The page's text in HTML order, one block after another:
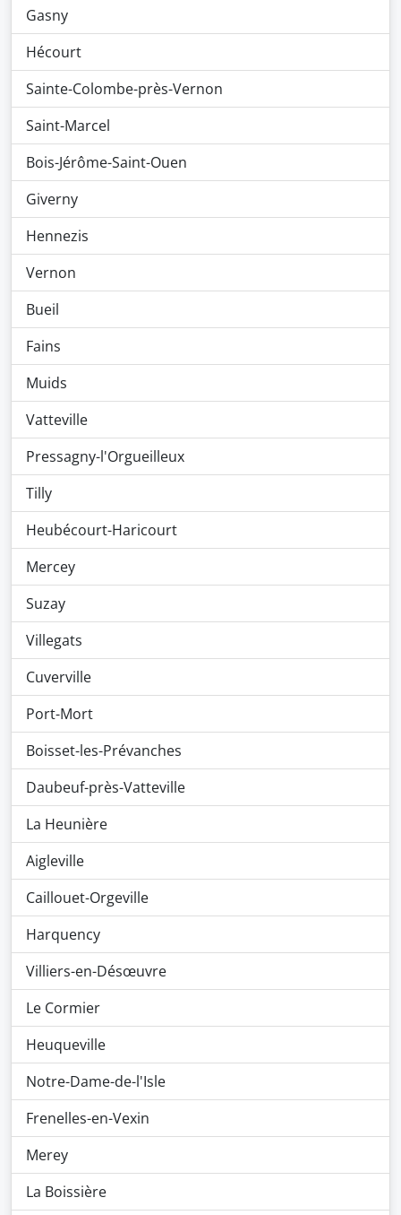
Gasny
Hécourt
Sainte-Colombe-près-Vernon
Saint-Marcel
Bois-Jérôme-Saint-Ouen
Giverny
Hennezis
Vernon
Bueil
Fains
Muids
Vatteville
Pressagny-l'Orgueilleux
Tilly
Heubécourt-Haricourt
Mercey
Suzay
Villegats
Cuverville
Port-Mort
Boisset-les-Prévanches
Daubeuf-près-Vatteville
La Heunière
Aigleville
Caillouet-Orgeville
Harquency
Villiers-en-Désœuvre
Le Cormier
Heuqueville
Notre-Dame-de-l'Isle
Frenelles-en-Vexin
Merey
La Boissière